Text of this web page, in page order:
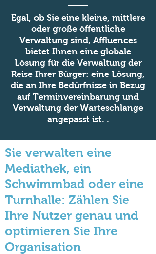
Egal, ob Sie eine kleine, mittlere
oder große öffentliche
Verwaltung sind, Affluences
bietet Ihnen eine globale
Lösung für die Verwaltung der
Reise Ihrer Bürger: eine Lösung,
die an Ihre Bedürfnisse in Bezug
auf Terminvereinbarung und
Verwaltung der Warteschlange
angepasst ist. .
Sie verwalten eine
Mediathek, ein
Schwimmbad oder eine
Turnhalle: Zählen Sie
Ihre Nutzer genau und
optimieren Sie Ihre
Organisation